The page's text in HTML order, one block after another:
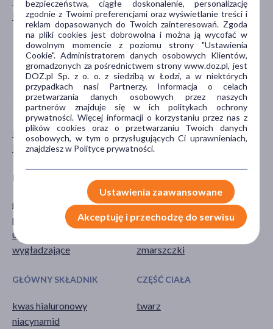
Kobieta
20+
30+
40+
60+
pokaż więcej ...
TYP PRODUKTU
Dermokosmetyk
Kosmetyk
POSTAĆ
krem
DZIAŁANIE/WŁAŚCIWOŚCI
nawilżające
przeciwzmarszczkowe
ujędrniające
wygładzające
PROBLEM
cienie pod oczami
suchość
zmarszczki
GŁÓWNY SKŁADNIK
kwas hialuronowy
niacynamid
CZĘŚĆ CIAŁA
twarz
bezpieczeństwa, ciągłe doskonalenie, personalizację
zgodnie z Twoimi preferencjami oraz wyświetlanie treści i
reklam dopasowanych do Twoich zainteresowań. Zgoda
na pliki cookies jest dobrowolna i można ją wycofać w
dowolnym momencie z poziomu strony "Ustawienia
Cookie". Administratorem danych osobowych Klientów,
gromadzonych za pośrednictwem strony www.doz.pl, jest
DOZ.pl Sp. z o. o. z siedzibą w Łodzi, a w niektórych
przypadkach nasi Partnerzy. Informacja o celach
przetwarzania danych osobowych przez naszych
partnerów znajduje się w ich politykach ochrony
prywatności. Więcej informacji o korzystaniu przez nas z
plików cookies oraz o przetwarzaniu Twoich danych
osobowych, w tym o przysługujących Ci uprawnieniach,
znajdziesz w Polityce prywatności.
Ustawienia zaawansowane
Akceptuję i przechodzę do serwisu